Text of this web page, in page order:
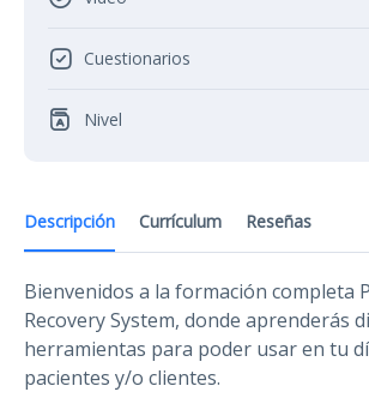
Descripción Currículum Reseñas
Bienvenidos a la formación completa
Recovery System, donde aprenderás
herramientas para poder usar en tu
pacientes y/o clientes.
Cuestionarios
Nivel